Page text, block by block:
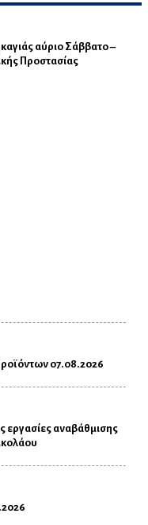
αύριο Σάββατο –
Προστασίας
07.08.2026
εργασίες αναβάθμισης